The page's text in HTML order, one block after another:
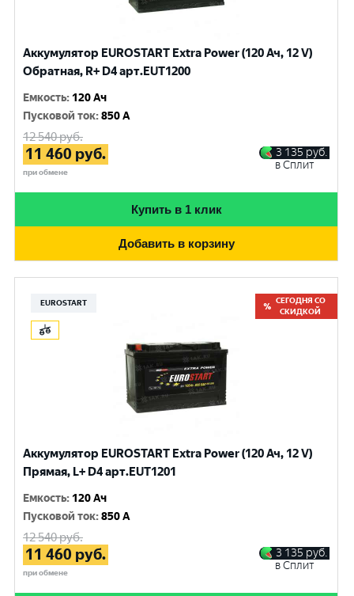
Аккумулятор EUROSTART Extra Power (120 Ач, 12 V)
Обратная, R+ D4 арт.EUT1200
Емкость: 120 Ач
Пусковой ток:850 A
12 540руб.
11 460 руб.
при обмене
3 135 руб.
в Сплит
Купить в 1 клик
Добавить в корзину
EUROSTART
СЕГОДНЯ СО
СКИДКОЙ
Аккумулятор EUROSTART Extra Power (120 Ач, 12 V)
Прямая, L+ D4 арт.EUT1201
Емкость: 120 Ач
Пусковой ток:850 A
12 540руб.
11 460 руб.
при обмене
3 135 руб.
в Сплит